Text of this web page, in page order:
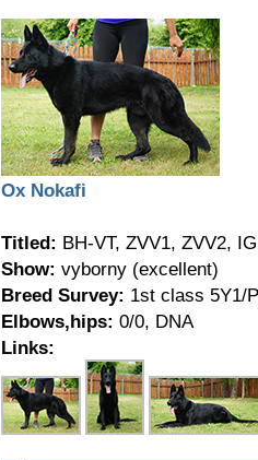
Ox Nokafi
Titled: BH-VT, ZVV1, ZVV2,
Show: vyborny (excellent)
Breed Survey: 1st class 5Y1/P
Elbows,hips: 0/0, DNA
Links: